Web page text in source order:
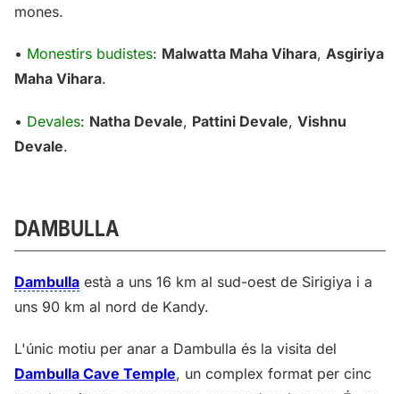
mones.
• Monestirs budistes: Malwatta Maha Vihara, Asgiriya
Maha Vihara.
• Devales: Natha Devale, Pattini Devale, Vishnu
Devale.
DAMBULLA
Dambulla està a uns 16 km al sud-oest de Sirigiya i a
uns 90 km al nord de Kandy.
L'únic motiu per anar a Dambulla és la visita del
Dambulla Cave Temple, un complex format per cinc